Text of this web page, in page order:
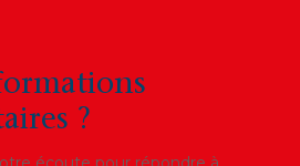
?